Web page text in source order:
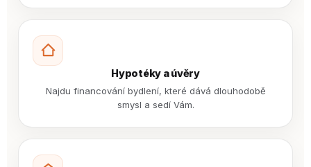
Hypotéky a úvěry
Najdu financování bydlení, které dává dlouhodobě
smysl a sedí Vám.